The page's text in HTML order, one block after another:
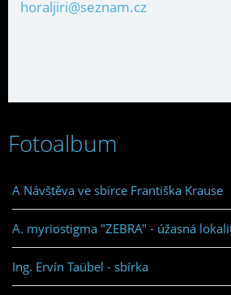
horaljiri@seznam.cz
Fotoalbum
A Návštěva ve sbírce Františka Krause
A. myriostigma "ZEBRA" - úžasná
Ing. Ervín Taübel - sbírka